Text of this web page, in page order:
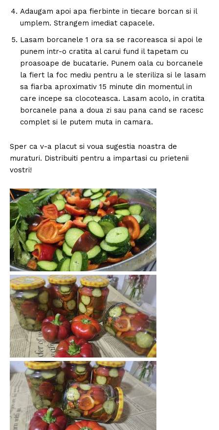
Adaugam apoi apa fierbinte in tiecare borcan si il
umplem. Strangem imediat capacele.
Lasam borcanele 1 ora sa se racoreasca si apoi le
punem intr-o cratita al carui fund il tapetam cu
proasoape de bucatarie. Punem oala cu borcanele
la fiert la foc mediu pentru a le steriliza si le lasam
sa fiarba aproximativ 15 minute din momentul in
care incepe sa clocoteasca. Lasam acolo, in cratita
borcanele pana a doua zi sau pana cand se racesc
complet si le putem muta in camara.
Sper ca v-a placut si voua sugestia noastra de
muraturi. Distribuiti pentru a impartasi cu prietenii
vostri!